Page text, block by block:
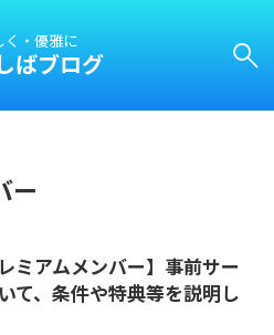
く・優雅に
ばブログ
ー
レミアムメンバー】事前サー
て、条件や特典等を説明し